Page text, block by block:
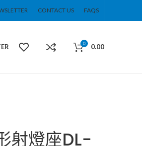
CONTACT US FAQS
0 0.00
射燈座DL-